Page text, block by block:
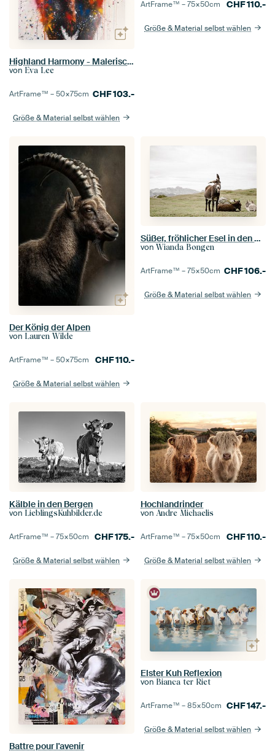
Highland Harmony - Malerisches Rindfleisch in Farbe - Scottish Highlander
von Eva Lee
ArtFrame™ –50×75cm CHF103.-
Größe & Material selbst wählen
ArtFrame™ –75×50cm CHF110.-
Größe & Material selbst wählen
Der König der Alpen
von Lauren Wilde
ArtFrame™ –50×75cm CHF110.-
Größe & Material selbst wählen
Süßer, fröhlicher Esel in den Dolomiten Italiens
von Wianda Bongen
ArtFrame™ –75×50cm CHF106.-
Größe & Material selbst wählen
Kälble in den Bergen
von LieblingsKuhbilder.de
ArtFrame™ –75×50cm CHF175.-
Größe & Material selbst wählen
Hochlandrinder
von Andre Michaelis
ArtFrame™ –75×50cm CHF110.-
Größe & Material selbst wählen
Battre pour l'avenir
Elster Kuh Reflexion
von Bianca ter Riet
ArtFrame™ –85×50cm CHF147.-
Größe & Material selbst wählen